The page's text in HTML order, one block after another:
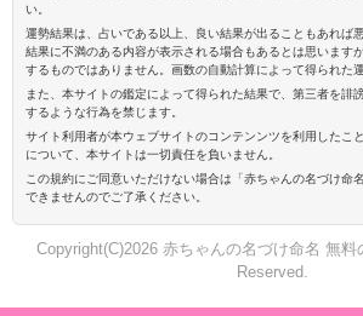
い。
運勢結果は、占いである以上、良い結果が出ることもあれば
結果に不満のある内容が表示される場合もあるとは思います
するものではありません。画数の自動計算によって得られた
また、本サイトの鑑定によって得られた結果で、第三者を誹
するような行為を禁じます。
サイト利用者が本ウェブサイトのコンテンンツを利用したこ
について、本サイトは一切責任を負いません。
この規約にご同意いただけない場合は「赤ちゃんの名づけ命
できませんのでご了承ください。
Copyright(C)2026 赤ちゃんの名づけ命名 無
Reserved.